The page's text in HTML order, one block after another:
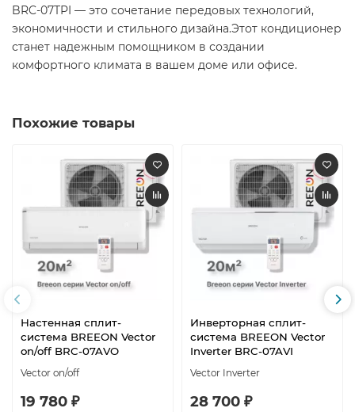
BRC-07TPI — это сочетание передовых технологий,
экономичности и стильного дизайна.Этот кондиционер
станет надежным помощником в создании
комфортного климата в вашем доме или офисе.
Похожие товары
Настенная сплит-
система BREEON Vector
on/off BRC-07AVO
Vector on/off
19 780 ₽
Инверторная сплит-
система BREEON Vector
Inverter BRC-07AVI
Vector Inverter
28 700 ₽